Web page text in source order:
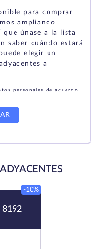
para comprar
ampliando
que únase a la lista
saber cuándo estará
elegir un
a
personales de acuerdo
8192
-10%